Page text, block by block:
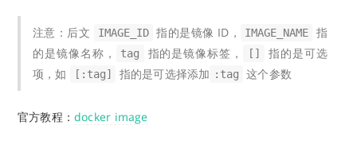
注意：后文 IMAGE_ID 指的是镜像 ID， IMAGE_NAME
指
的是镜像名称，
tag 指的是镜像标签， []
指的是可选
项，如
[:tag] 指的是可选择添加 :tag 这个参数
官方教程：docker image